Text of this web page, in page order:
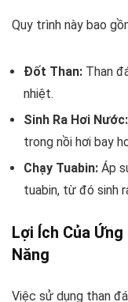
Quy trình này bao
Đốt Than: Than
nhiệt.
Sinh Ra Hơi Nước:
trong nồi hơi bay
Chạy Tuabin: Áp
tuabin, từ đó sinh
Lợi Ích Của
Năng
Việc sử dụng than